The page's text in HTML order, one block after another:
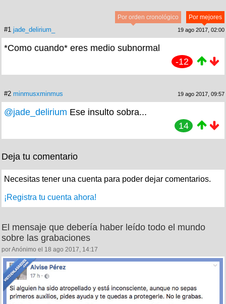
Por mejores
Por orden cronológico
#1 jade_delirium_ 19 ago 2017, 02:00
*Como cuando* eres medio subnormal
-12
#2 minmusxminmus 19 ago 2017, 09:57
@jade_delirium Ese insulto sobra...
14
Deja tu comentario
Necesitas tener una cuenta para poder dejar comentarios.
¡Registra tu cuenta ahora!
El mensaje que debería haber leído todo el mundo
sobre las grabaciones
por Anónimo el 18 ago 2017, 14:17